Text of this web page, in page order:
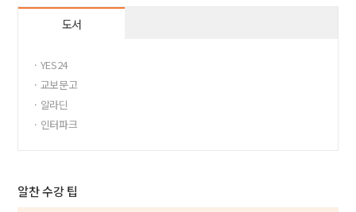
도서
· YES24
· 교보문고
· 알라딘
· 인터파크
알찬 수강 팁